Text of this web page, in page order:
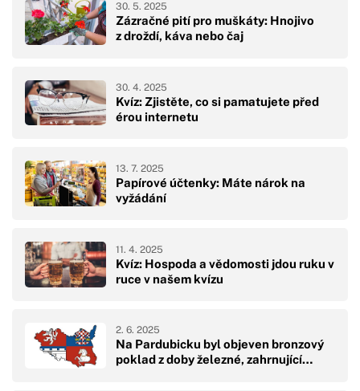
Zázračné pití pro muškáty: Hnojivo
z droždí, káva nebo čaj
30. 5. 2025
Kvíz: Zjistěte, co si pamatujete před
érou internetu
30. 4. 2025
Papírové účtenky: Máte nárok na
vyžádání
13. 7. 2025
Kvíz: Hospoda a vědomosti jdou ruku v
ruce v našem kvízu
11. 4. 2025
Na Pardubicku byl objeven bronzový
poklad z doby železné, zahrnující…
2. 6. 2025